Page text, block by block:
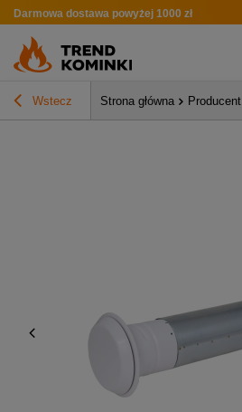
Darmowa dostawa powyżej 1000 zł
Wstecz Strona główna Producent